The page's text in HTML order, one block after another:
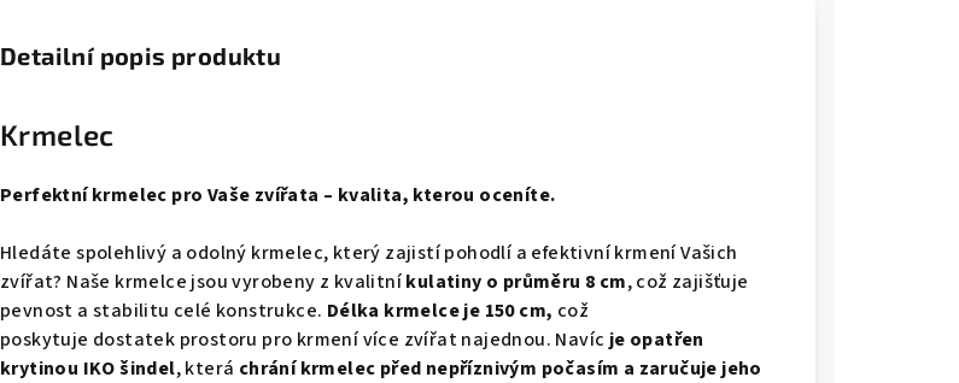
Detailní popis produktu
Krmelec
Perfektní krmelec pro Vaše zvířata – kvalita, kterou oceníte.
Hledáte spolehlivý a odolný krmelec, který zajistí pohodlí a efektivní krmení Vašich
zvířat? Naše krmelce jsou vyrobeny z kvalitníkulatiny o průměru 8 cm, což zajišťuje
pevnost a stabilitu celé konstrukce. Délka krmelce je 150 cm, což
poskytuje dostatek prostoru pro krmení více zvířat najednou. Navíc je opatřen
krytinou IKO šindel, která chrání krmelec před nepříznivým počasím a zaručuje jeho